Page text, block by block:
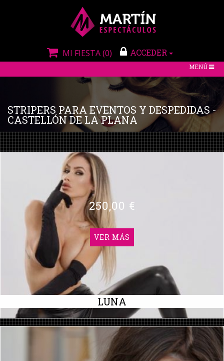
MI FIESTA(0) ACCEDER
TOGGLE
MENÚ
STRIPERS PARA EVENTOS Y DESPEDIDAS -
CASTELLÓN DE LA PLANA
LUNA
250,00 €
VER MÁS